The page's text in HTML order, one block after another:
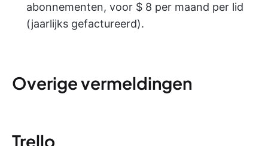
abonnementen, voor $ 8 per maand per lid
(jaarlijks gefactureerd).
Overige vermeldingen
Trello